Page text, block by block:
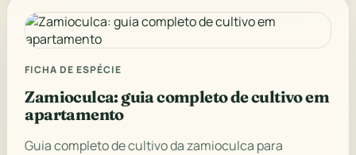
FICHA DE ESPÉCIE
Zamioculca: guia completo de cultivo em
apartamento
Guia completo de cultivo da zamioculca para